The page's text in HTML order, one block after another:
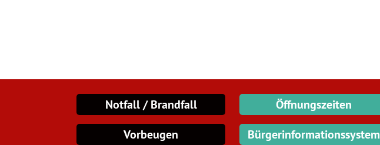
Notfall / Brandfall
Vorbeugen
Öffnungszeiten
Bürgerinformationssystem